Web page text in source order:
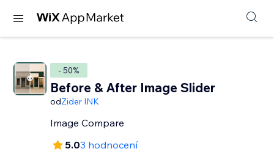
- 50%
Before & After Image Slider
odZider INK
Image Compare
5.03 hodnocení